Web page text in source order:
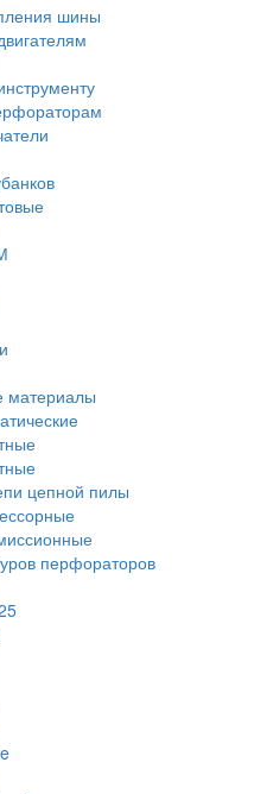
шины
материалы
цепной пилы
перфораторов